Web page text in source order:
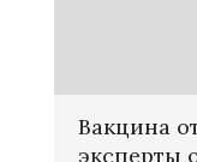
Вакцина
эксперты